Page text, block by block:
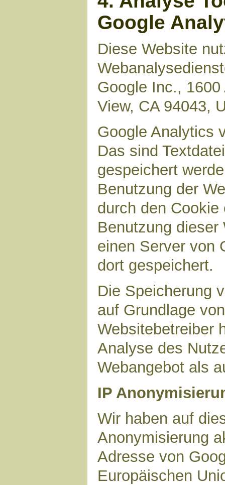
Google
Diese Website
Google Inc.,
View, CA 94043,
Google Analytics
Das sind
gespeichert
Benutzung der
durch den
Benutzung dieser
einen Server von
dort gespeichert.
Die Speicherung
auf Grundlage
Websitebetreiber
Analyse des
Webangebot als
IP
Wir haben auf
Anonymisierung
Adresse von
Europäischen